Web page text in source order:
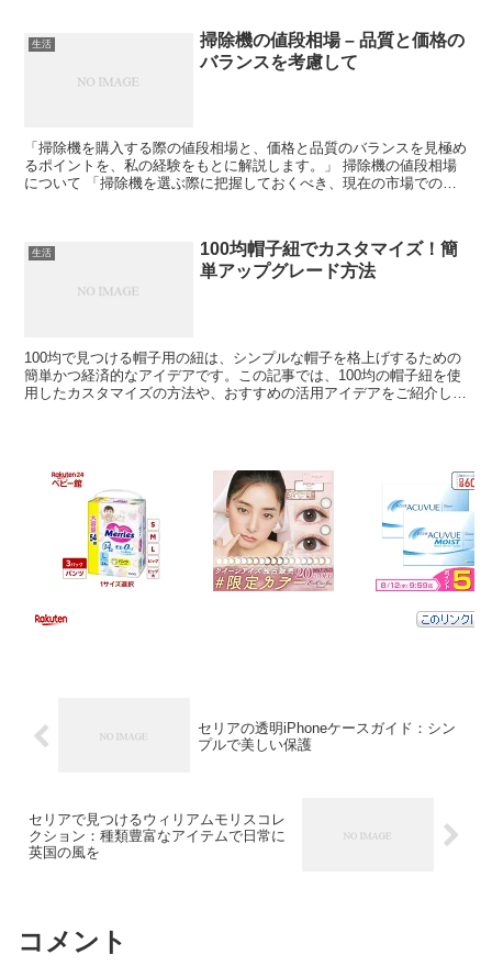
生活
掃除機の値段相場 – 品質と価格の
バランスを考慮して
「掃除機を購入する際の値段相場と、価格と品質のバランスを見極め
るポイントを、私の経験をもとに解説します。」 掃除機の値段相場
について 「掃除機を選ぶ際に把握しておくべき、現在の市場での値
生活
100均帽子紐でカスタマイズ！簡
単アップグレード方法
100均で見つける帽子用の紐は、シンプルな帽子を格上げするための
簡単かつ経済的なアイデアです。この記事では、100均の帽子紐を使
用したカスタマイズの方法や、おすすめの活用アイデアをご紹介しま
セリアの透明iPhoneケースガイド：シン
プルで美しい保護
セリアで見つけるウィリアムモリスコレ
クション：種類豊富なアイテムで日常に
英国の風を
コメント